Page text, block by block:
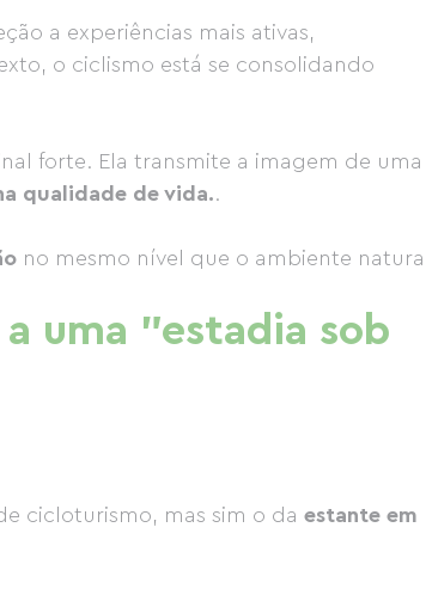
a experiências mais ativas,
o ciclismo está se consolidando
forte. Ela transmite a imagem de uma
qualidade de vida..
no mesmo nível que o ambiente natural
uma "estadia sob
cicloturismo, mas sim o da estante em